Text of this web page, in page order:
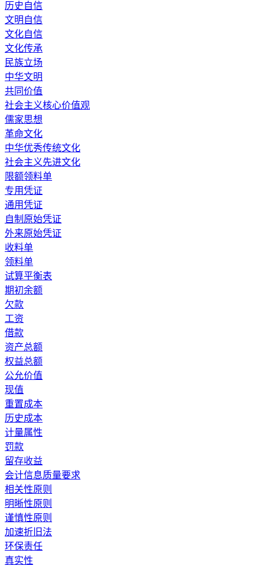
历史自信
文明自信
文化自信
文化传承
民族立场
中华文明
共同价值
社会主义核心价值观
儒家思想
革命文化
中华优秀传统文化
社会主义先进文化
限额领料单
专用凭证
通用凭证
自制原始凭证
外来原始凭证
收料单
领料单
试算平衡表
期初余额
欠款
工资
借款
资产总额
权益总额
公允价值
现值
重置成本
历史成本
计量属性
罚款
留存收益
会计信息质量要求
相关性原则
明晰性原则
谨慎性原则
加速折旧法
环保责任
真实性